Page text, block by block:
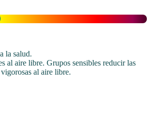
la salud.
al aire libre. Grupos sensibles reducir las
al aire libre.